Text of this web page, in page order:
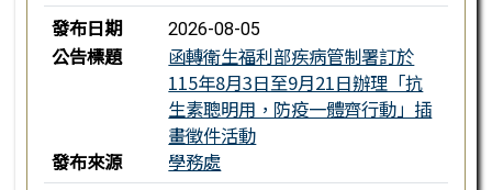
發布日期
2026-08-05
公告標題
函轉衛生福利部疾病管制署訂於
115年8月3日至9月21日辦理「抗
生素聰明用，防疫一體齊行動」插
畫徵件活動
發布來源
學務處